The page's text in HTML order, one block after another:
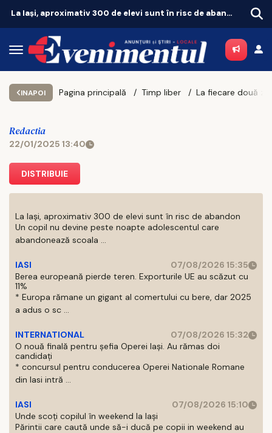
La Iași, aproximativ 300 de elevi sunt în risc de abandon
INAPOI Pagina principală Timp liber
Redactia
22/01/2025 13:40
DISTRIBUIE
La Iași, aproximativ 300 de elevi sunt în risc de abandon
Un copil nu devine peste noapte adolescentul care
abandonează scoala ...
IASI
07/08/2026 15:35
Berea europeană pierde teren. Exporturile UE au scăzut cu
11%
* Europa rămane un gigant al comertului cu bere, dar 2025
a adus o sc ...
INTERNATIONAL
07/08/2026 15:32
O nouă finală pentru șefia Operei Iași. Au rămas doi
candidați
* concursul pentru conducerea Operei Nationale Romane
din Iasi intră ...
IASI
07/08/2026 15:10
Unde scoți copilul în weekend la Iași
Părintii care caută unde să-i ducă pe copii in weekend au